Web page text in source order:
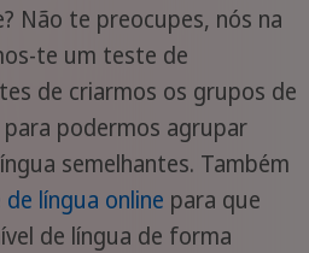
Não te preocupes, nós na
te um teste de
de criarmos os grupos de
podermos agrupar
semelhantes. Também
língua online para que
de língua de forma